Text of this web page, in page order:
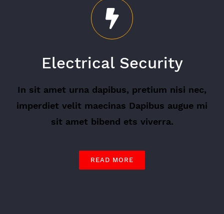
Electrical Security
In sit amet urna dapibus, pretium nisi nec,
imperdiet velit maecinas Dapibus augue mi
sit amet bibend ets viverra.
READ MORE